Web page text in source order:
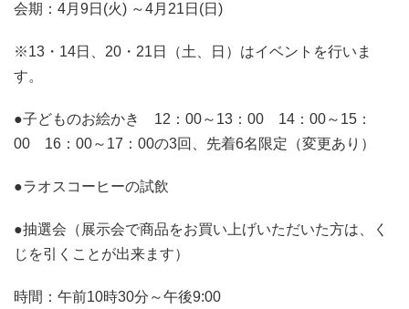
会期：4月9日(火) ～4月21日(日)
※13・14日、20・21日（土、日）はイベントを行いま
す。
●子どものお絵かき 12：00～13：00 14：00～15：
00 16：00～17：00の3回、先着6名限定（変更あり）
●ラオスコーヒーの試飲
●抽選会（展示会で商品をお買い上げいただいた方は、く
じを引くことが出来ます）
時間：午前10時30分～午後9:00